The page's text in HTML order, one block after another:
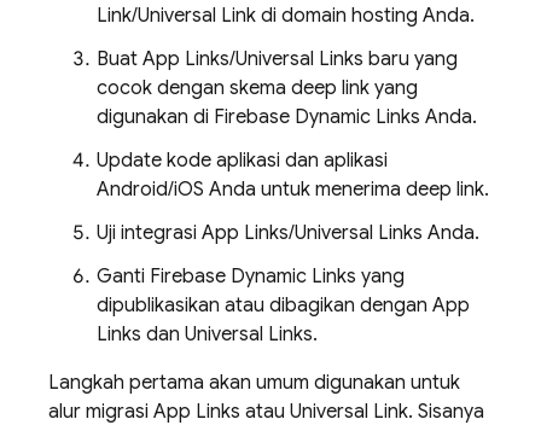
Link/Universal Link di domain hosting Anda.
Buat App Links/Universal Links baru yang
cocok dengan skema deep link yang
digunakan di Firebase Dynamic Links Anda.
Update kode aplikasi dan aplikasi
Android/iOS Anda untuk menerima deep link.
Uji integrasi App Links/Universal Links Anda.
Ganti Firebase Dynamic Links yang
dipublikasikan atau dibagikan dengan App
Links dan Universal Links.
Langkah pertama akan umum digunakan untuk
alur migrasi App Links atau Universal Link. Sisanya